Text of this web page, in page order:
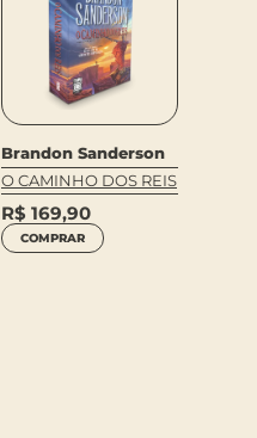
Brandon Sanderson
O CAMINHO DOS REIS
R$ 169,90
COMPRAR